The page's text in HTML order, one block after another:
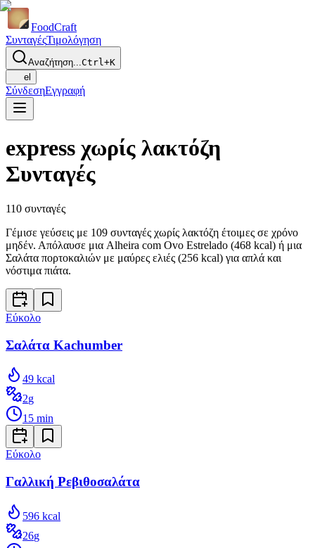
FoodCraft
ΣυνταγέςΤιμολόγηση
Αναζήτηση...Ctrl+K
el
ΣύνδεσηΕγγραφή
express χωρίς λακτόζη
Συνταγές
110 συνταγές
Γέμισε γεύσεις με 109 συνταγές χωρίς λακτόζη έτοιμες σε χρόνο
μηδέν. Απόλαυσε μια Alheira com Ovo Estrelado (468 kcal) ή μια
Σαλάτα πορτοκαλιών με μαύρες ελιές (256 kcal) για απλά και
νόστιμα πιάτα.
Εύκολο
Σαλάτα Kachumber
49 kcal
2g
15 min
Εύκολο
Γαλλική Ρεβιθοσαλάτα
596 kcal
26g